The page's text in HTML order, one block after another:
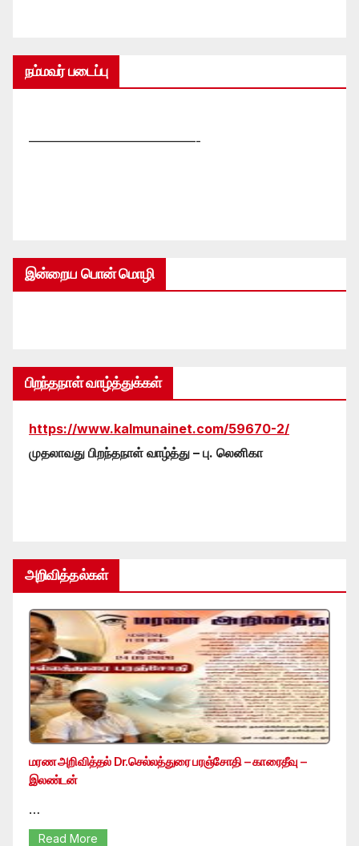
நம்மவர் படைப்பு
—————————————-
இன்றைய பொன் மொழி
பிறந்தநாள் வாழ்த்துக்கள்
https://www.kalmunainet.com/59670-2/
முதலாவது பிறந்தநாள் வாழ்த்து – பு. லெனிகா
அறிவித்தல்கள்
மரண அறிவித்தல் Dr.செல்லத்துரை பரஞ்சோதி – காரைதீவு –
இலண்டன்
…
Read More